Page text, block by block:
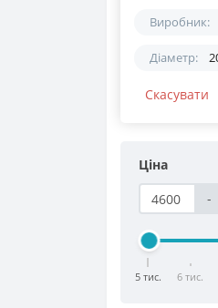
Виробник:
Діаметр:
Скасувати
Ціна
-
5 тис. 6 тис.